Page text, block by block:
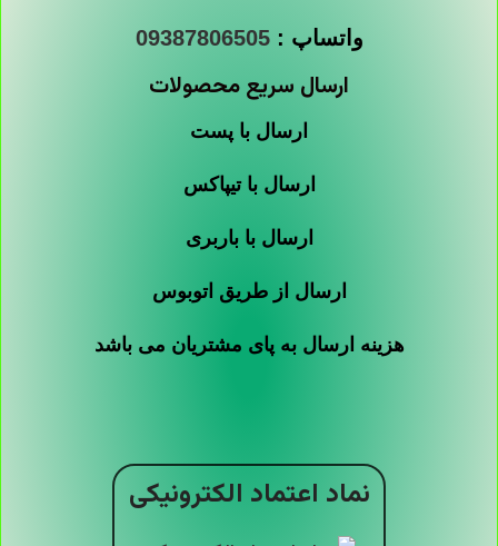
واتساپ :09387806505
ارسال سریع محصولات
ارسال با پست
ارسال با تیپاکس
ارسال با باربری
ارسال از طریق اتوبوس
هزینه ارسال به پای مشتریان می باشد
نماد اعتماد الکترونیکی